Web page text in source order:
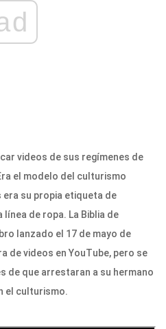
videos de sus regímenes de
el modelo del culturismo
su propia etiqueta de
de ropa. La Biblia de
lanzado el 17 de mayo de
de videos en YouTube, pero se
de que arrestaran a su hermano
el culturismo.